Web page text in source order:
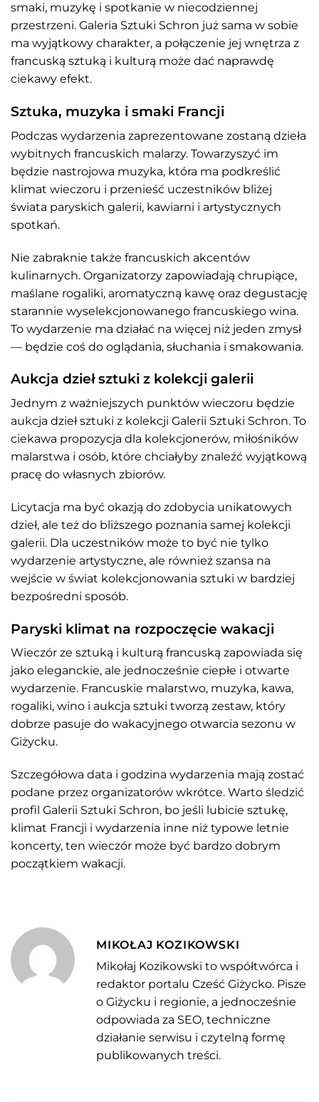
smaki, muzykę i spotkanie w niecodziennej
przestrzeni. Galeria Sztuki Schron już sama w sobie
ma wyjątkowy charakter, a połączenie jej wnętrza z
francuską sztuką i kulturą może dać naprawdę
ciekawy efekt.
Sztuka, muzyka i smaki Francji
Podczas wydarzenia zaprezentowane zostaną dzieła
wybitnych francuskich malarzy. Towarzyszyć im
będzie nastrojowa muzyka, która ma podkreślić
klimat wieczoru i przenieść uczestników bliżej
świata paryskich galerii, kawiarni i artystycznych
spotkań.
Nie zabraknie także francuskich akcentów
kulinarnych. Organizatorzy zapowiadają chrupiące,
maślane rogaliki, aromatyczną kawę oraz degustację
starannie wyselekcjonowanego francuskiego wina.
To wydarzenie ma działać na więcej niż jeden zmysł
— będzie coś do oglądania, słuchania i smakowania.
Aukcja dzieł sztuki z kolekcji galerii
Jednym z ważniejszych punktów wieczoru będzie
aukcja dzieł sztuki z kolekcji Galerii Sztuki Schron. To
ciekawa propozycja dla kolekcjonerów, miłośników
malarstwa i osób, które chciałyby znaleźć wyjątkową
pracę do własnych zbiorów.
Licytacja ma być okazją do zdobycia unikatowych
dzieł, ale też do bliższego poznania samej kolekcji
galerii. Dla uczestników może to być nie tylko
wydarzenie artystyczne, ale również szansa na
wejście w świat kolekcjonowania sztuki w bardziej
bezpośredni sposób.
Paryski klimat na rozpoczęcie wakacji
Wieczór ze sztuką i kulturą francuską zapowiada się
jako eleganckie, ale jednocześnie ciepłe i otwarte
wydarzenie. Francuskie malarstwo, muzyka, kawa,
rogaliki, wino i aukcja sztuki tworzą zestaw, który
dobrze pasuje do wakacyjnego otwarcia sezonu w
Giżycku.
Szczegółowa data i godzina wydarzenia mają zostać
podane przez organizatorów wkrótce. Warto śledzić
profil Galerii Sztuki Schron, bo jeśli lubicie sztukę,
klimat Francji i wydarzenia inne niż typowe letnie
koncerty, ten wieczór może być bardzo dobrym
początkiem wakacji.
MIKOŁAJ KOZIKOWSKI
Mikołaj Kozikowski to współtwórca i
redaktor portalu Cześć Giżycko. Pisze
o Giżycku i regionie, a jednocześnie
odpowiada za SEO, techniczne
działanie serwisu i czytelną formę
publikowanych treści.